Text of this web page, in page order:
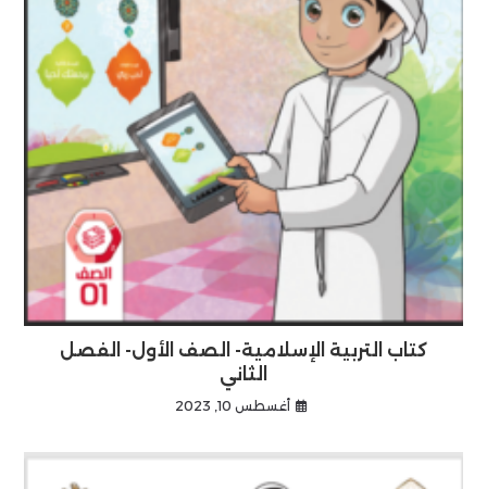
كتاب التربية الإسلامية- الصف الأول- الفصل
الثاني
أغسطس 10, 2023